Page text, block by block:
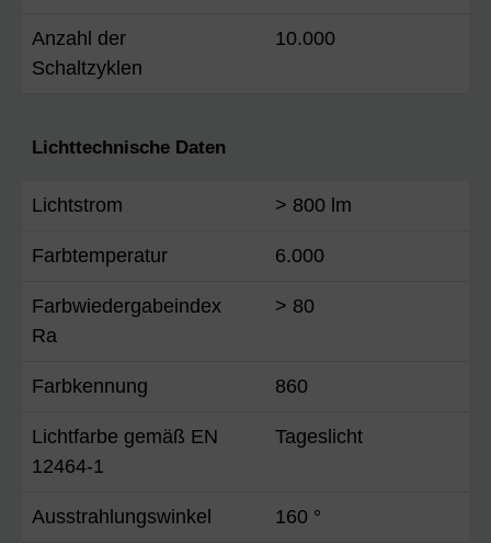
Anzahl der
Schaltzyklen
10.000
Lichttechnische Daten
Lichtstrom > 800 lm
Farbtemperatur 6.000
Farbwiedergabeindex
Ra
> 80
Farbkennung 860
Lichtfarbe gemäß EN
12464-1
Tageslicht
Ausstrahlungswinkel 160 °